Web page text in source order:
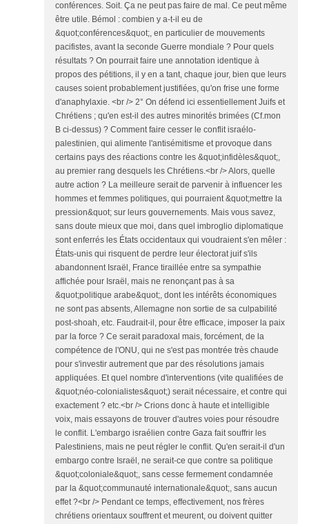
conférences. Soit. Ça ne peut pas faire de mal. Ce peut même
être utile. Bémol : combien y a-t-il eu de
&quot;conférences&quot;, en particulier de mouvements
pacifistes, avant la seconde Guerre mondiale ? Pour quels
résultats ? On pourrait faire une annotation identique à
propos des pétitions, il y en a tant, chaque jour, bien que leurs
causes soient probablement justifiées, qu'on frise une forme
d'anaphylaxie. <br /> 2° On défend ici essentiellement Juifs et
Chrétiens ; qu'en est-il des autres minorités brimées (Cf.mon
B ci-dessus) ? Comment faire cesser le conflit israélo-
palestinien, qui alimente l'antisémitisme et provoque dans
certains pays des réactions contre les &quot;infidèles&quot;,
au premier rang desquels les Chrétiens.<br /> Alors, quelle
autre action ? La meilleure serait de parvenir à influencer les
hommes et femmes politiques, qui pourraient &quot;mettre la
pression&quot; sur leurs gouvernements. Mais vous savez,
sans doute mieux que moi, dans quel imbroglio diplomatique
sont enferrés les États occidentaux qui voudraient s'en mêler :
États-unis qui risquent de perdre leur électorat juif s'ils
abandonnent Israël, France tiraillée entre sa sympathie
affichée pour Israël, mais ne renonçant pas à sa
&quot;politique arabe&quot;, dont les intérêts économiques
ne sont pas absents, Allemagne non sortie de sa culpabilité
post-shoah, etc. Faudrait-il, pour être efficace, imposer la paix
par la force ? Ce serait paradoxal mais, forcément, de la
compétence de l'ONU, qui ne s'est pas montrée très chaude
pour s'investir autrement que par des résolutions jamais
appliquées. Et quel nombre d'interventions (vite qualifiées de
&quot;néo-colonialistes&quot;) serait nécessaire, et contre qui
exactement ? etc.<br /> Crions donc à haute et intelligible
voix, mais essayons de trouver d'autres voies pour résoudre
le conflit. L'embargo israélien contre Gaza fait souffrir les
Palestiniens, mais ne peut régler le conflit. Qu'en serait-il d'un
embargo contre Israël, ne serait-ce que contre sa politique
&quot;coloniale&quot;, sans cesse fermement condamnée
par la &quot;communauté internationale&quot;, sans aucun
effet ?<br /> Pendant ce temps, effectivement, nos frères
chrétiens orientaux souffrent et meurent, ou doivent quitter